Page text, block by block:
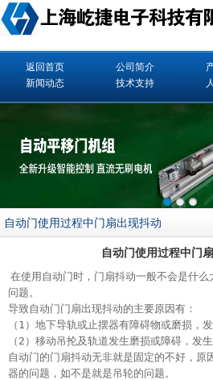
返回首页 公司简介
新闻动态
技术支持
自动门使用过程中门扇出现抖动
自动门使用过程中门
在使用 自动门时，门扇抖动一般不会是什
问题。
导致自动门门扇出现抖动的主要原因有：
（1）地下导轨或止摆器有障碍物或磨损，发
（2）移动吊抡及轨道发生磨损或障碍，发生
自动门的门扇抖动无非就是固定的不好，原
器的问题，如不是就是吊轮的问题。